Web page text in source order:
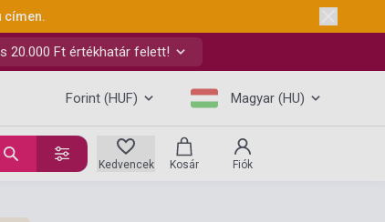
címen.
20.000 Ft értékhatár felett!
Forint (HUF) Magyar (HU)
Kedvencek Kosár Fiók